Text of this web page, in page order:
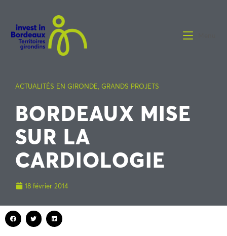
ACTUALITÉS EN GIRONDE, GRANDS PROJETS
BORDEAUX MISE
SUR LA
CARDIOLOGIE
18 février 2014